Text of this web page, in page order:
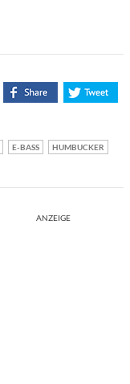
E-BASS
HUMBUCKER
ANZEIGE